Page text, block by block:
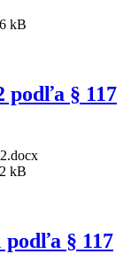
kB
podľa § 117
kB
podľa § 117